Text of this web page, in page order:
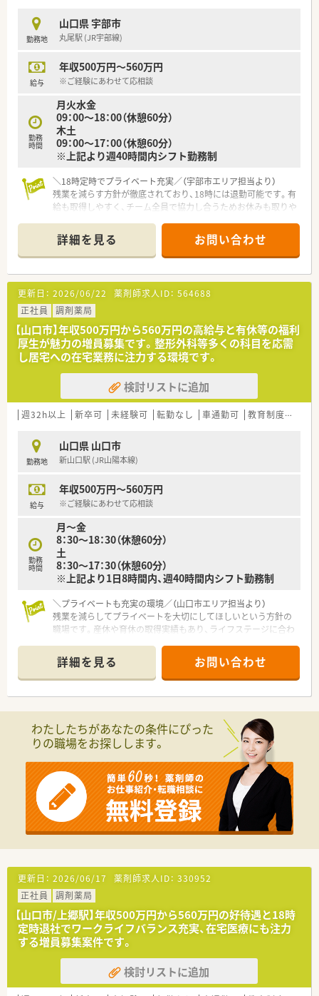
ん。
【職場環境と雰囲気】
仲も非常に良いため、互いに専門性を高め合える雰囲気です。
■役職や職種による上下関係を作らず、フラットな関係性の中で
■社長自身も現場に入って社員と密にコミュニケーションを取
っており、経営層との距離が近く風通しの良い社風が魅力です。
【こんな取り組みをしています】
■最新の電子薬歴や散薬監査システム、全自動錠剤分包機を導入
■在宅業務中に不明点が生じた際も、オンラインで店舗と即座に
連携し状況を把握できる安心のバックアップ体制を構築してい
ます。
■店舗での業務にとどまらず、地域住民の方々を対象としたお薬
教室を開催するなど、地域密着型の活動を積極的に展開していま
す。
勤務地
山口県 宇部市
丸尾駅 (JR宇部線)
給与
年収500万円～560万円
※ご経験にあわせて応相談
勤務
時間
月火水金
09：00～18：00（休憩60分）
木土
09：00～17：00（休憩60分）
※上記より週40時間内シフト勤務制
＼18時定時でプライベート充実／（宇部市エリア担当より）
残業を減らす方針が徹底されており、18時には退勤可能です。有
給も取得しやすく、チーム全員で協力し合うためお休みも取りや
【店舗情報と応需状況について】
■1日の処方箋は約10枚で、内科や心療内科や呼吸器科など多岐
にわたる科目に応需している綺麗な2階建ての店舗です。
■午後からは門前クリニックが閉院となるため、施設や居宅の患
者様へ向けた在宅業務や往診同行がメインとなります。
■クリーンベンチを完備しており注射薬の調剤実績もあるため、
医師からの専門的な問い合わせにも対応する薬局です。
【法人特徴について】
■社員一人ひとりの生活を大切にする社長の考えのもと、残業を
削減してプライベートな時間を充実させる方針が徹底されてい
■薬剤師や事務といった職種や役職による上下関係を作らず、全
員がフラットな関係で協力し合う風通しの良い社風です。
担を軽減し効率よく安全に働ける仕組みづくりを進めていま
す。
■経験豊富で気さくな管理薬剤師のもと、スタッフ同士の仲が良
くお互いに専門性を高め合いながら切磋琢磨している環境で
■調剤室から休憩室まで非常に綺麗な環境が保たれており、事務
スタッフも優しく親切な方ばかりで人間関係が良好な職場で
す。
■在宅訪問時には患者様の住所をモニターに表示して情報を共
有しており、誰かが休んでもスムーズに業務をカバーし合えま
【こんな方が活躍中】
■産休や育休から復帰したスタッフが、短時間勤務制度を上手に
活用しながら仕事と家庭を両立させていきいきと働いていま
す。
■ご自身の豊かな経験を活かして、若手スタッフに対する丁寧な
指導やアドバイスを行う頼もしいベテラン薬剤師が活躍中で
す。
行うなどチーム全体に貢献する姿勢を持つ方が活躍していま
す。
詳細を見る お問い合わせ
更新日： 2026/06/22 薬剤師求人ID： 564688
正社員
調剤薬局
【山口市】年収500万円から560万円の高給与と有休等の福利
厚生が魅力の増員募集です。整形外科等多くの科目を応需
し居宅への在宅業務に注力する環境です。
検討リストに追加
週32h以上 新卒可 未経験可 転勤なし 車通勤可 教育制度あり
勤務地
山口県 山口市
新山口駅 (JR山陽本線)
給与
年収500万円～560万円
※ご経験にあわせて応相談
勤務
時間
月～金
8：30～18：30（休憩60分）
土
8：30～17：30（休憩60分）
※上記より1日8時間内、週40時間内シフト勤務制
＼プライベートも充実の環境／（山口市エリア担当より）
残業を減らしてプライベートを大切にしてほしいという方針の
職場です。産休や育休の取得実績もあり、ライフステージに合わ
【店舗情報と応需状況について】
■1日あたり80枚から90枚の処方箋を応需しており、整形外科や
内科をはじめとした多岐にわたる科目を応需しています。
ざしたかかりつけ薬局として多くの患者様が来局されます。
■外来業務に加えて居宅への在宅業務にも積極的に取り組んで
おり、地域医療のキーマンとして大きな役割を担っています。
【法人特徴について】
■社員一人ひとりの働きやすさを第一に考える社長のもと、アッ
トホームで温かい職場づくりが積極的に行われています。
■残業をできるだけ減らしてプライベートの時間を大切にして
ほしいという明確な方針が徹底されている働きやすい社風で
す。
■役職や職種による上下関係を作らず、薬剤師と事務がフラット
【職場環境と雰囲気】
■経験豊富で頼りになるベテランスタッフが多く在籍しており、
わからないことがあってもすぐに質問や相談ができる環境です。
■子育てをしながら働く女性スタッフが多数活躍しており、お互
いの状況を理解し合って助け合う温かい雰囲気が根付いていま
す。
■社長だけでなく非薬剤師の会長も店舗へ足を運んでコミュニ
ケーションを取るなど、非常にアットホームで風通しの良い職場
です。
詳細を見る お問い合わせ
わたしたちがあなたの条件にぴった
りの職場をお探しします。
更新日： 2026/06/17 薬剤師求人ID： 330952
正社員
調剤薬局
【山口市/上郷駅】年収500万円から560万円の好待遇と18時
定時退社でワークライフバランス充実、在宅医療にも注力
する増員募集案件です。
検討リストに追加